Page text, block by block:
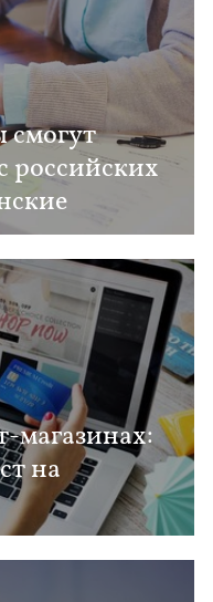
смогут
российских
магазинах:
на